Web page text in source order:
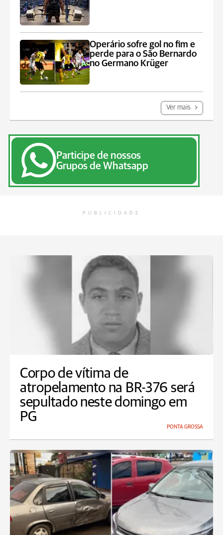
Operário sofre gol no fim e
perde para o São Bernardo
no Germano Krüger
Ver mais
Participe de nossos
Grupos de Whatsapp
PUBLICIDADE
Corpo de vítima de
atropelamento na BR-376 será
sepultado neste domingo em
PG
PONTA GROSSA